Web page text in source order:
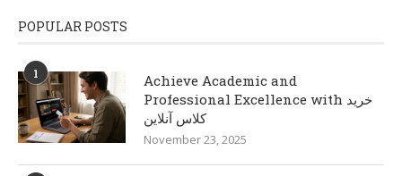
POPULAR POSTS
1
Achieve Academic and
Professional Excellence with خرید
کلاس آنلاین
November 23, 2025